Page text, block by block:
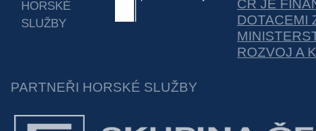
HORSKÉ
SLUŽBY
ČR JE
DOTACEMI
ROZVOJ A
PARTNEŘI HORSKÉ SLUŽBY